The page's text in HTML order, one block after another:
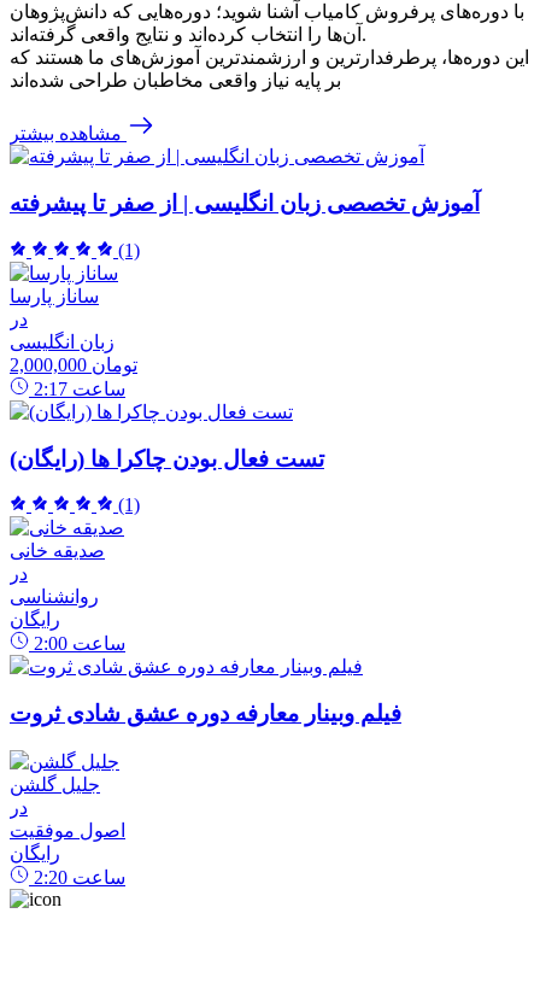
با دوره‌های پرفروش کامیاب آشنا شوید؛ دوره‌هایی که دانش‌پژوهان
آن‌ها را انتخاب کرده‌اند و نتایج واقعی گرفته‌اند.
این دوره‌ها، پرطرفدارترین و ارزشمندترین آموزش‌های ما هستند که
بر پایه نیاز واقعی مخاطبان طراحی شده‌اند
مشاهده بیشتر
آموزش تخصصی زبان انگلیسی | از صفر تا پیشرفته
(1)
ساناز پارسا
در
زبان انگلیسی
2,000,000 تومان
2:17 ساعت
تست فعال بودن چاکرا ها (رایگان)
(1)
صدیقه خانی
در
روانشناسی
رایگان
2:00 ساعت
فیلم وبینار معارفه دوره عشق شادی ثروت
جلیل گلشن
در
اصول موفقیت
رایگان
2:20 ساعت